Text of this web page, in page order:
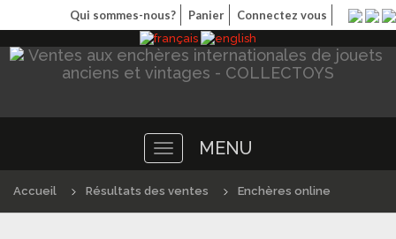
Qui sommes-nous? Panier Connectez vous
Toggle
navigation
MENU
Accueil Résultats des ventes Enchères online